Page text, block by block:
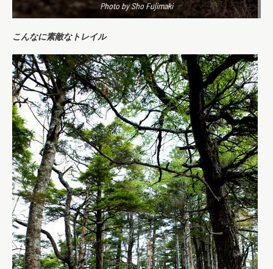
Photo by Sho Fujimaki
こんなに素敵なトレイル